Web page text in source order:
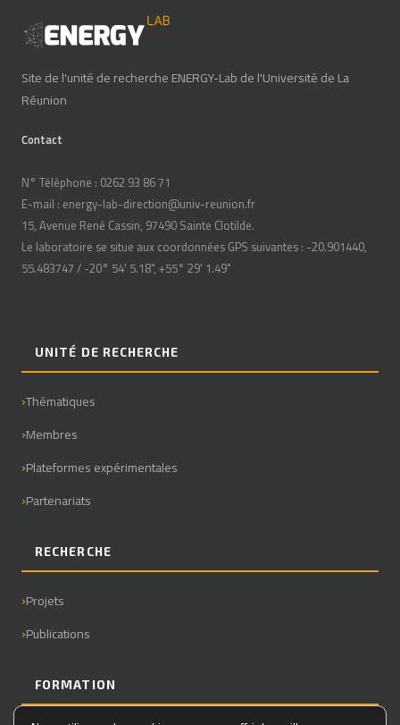
Site de l'unité de recherche ENERGY-Lab de l'Université de La
Réunion
Contact
N° Téléphone : 0262 93 86 71
E-mail : energy-lab-direction@univ-reunion.fr
15, Avenue René Cassin, 97490 Sainte Clotilde.
Le laboratoire se situe aux coordonnées GPS suivantes : -20.901440,
55.483747 / -20° 54' 5.18", +55° 29' 1.49"
UNITÉ DE RECHERCHE
Thématiques
Membres
Plateformes expérimentales
Partenariats
RECHERCHE
Projets
Publications
FORMATION